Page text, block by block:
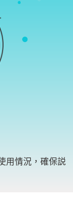
用情況，確保説